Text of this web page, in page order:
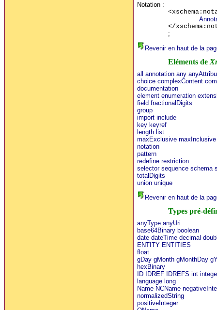
Notation:
</
;
Revenir en haut de la
Eléments de
all annotation any
choice complexContent
documentation
element enumeration
field fractionalDigits
group
import include
key keyref
length list
maxExclusive maxInclusive
notation
pattern
redefine restriction
selector sequence schema
totalDigits
union unique
Revenir en haut de la
Types pré-
anyType anyUri
base64Binary boolean
date dateTime decimal
ENTITY ENTITIES
float
gDay gMonth gMonthDay
hexBinary
ID IDREF IDREFS int
language long
Name NCName
normalizedString
positiveInteger